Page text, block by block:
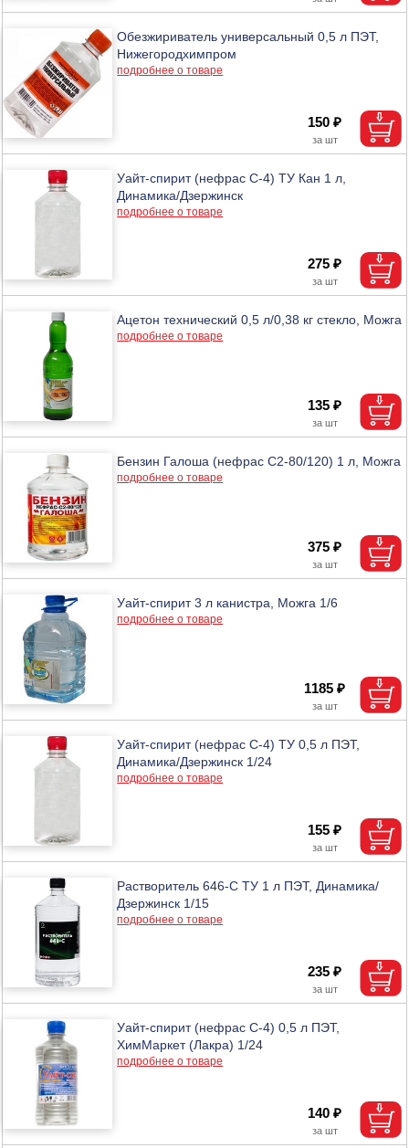
Обезжириватель универсальный 0,5 л ПЭТ,
Нижегородхимпром
подробнее о товаре
150 ₽
Уайт-спирит (нефрас С-4) ТУ Кан 1 л,
Динамика/Дзержинск
подробнее о товаре
275 ₽
Ацетон технический 0,5 л/0,38 кг стекло, Можга
подробнее о товаре
135 ₽
Бензин Галоша (нефрас С2-80/120) 1 л, Можга
подробнее о товаре
375 ₽
Уайт-спирит 3 л канистра, Можга 1/6
подробнее о товаре
1185 ₽
Уайт-спирит (нефрас С-4) ТУ 0,5 л ПЭТ,
Динамика/Дзержинск 1/24
подробнее о товаре
155 ₽
Растворитель 646-С ТУ 1 л ПЭТ, Динамика/
Дзержинск 1/15
подробнее о товаре
235 ₽
Уайт-спирит (нефрас С-4) 0,5 л ПЭТ,
ХимМаркет (Лакра) 1/24
подробнее о товаре
140 ₽